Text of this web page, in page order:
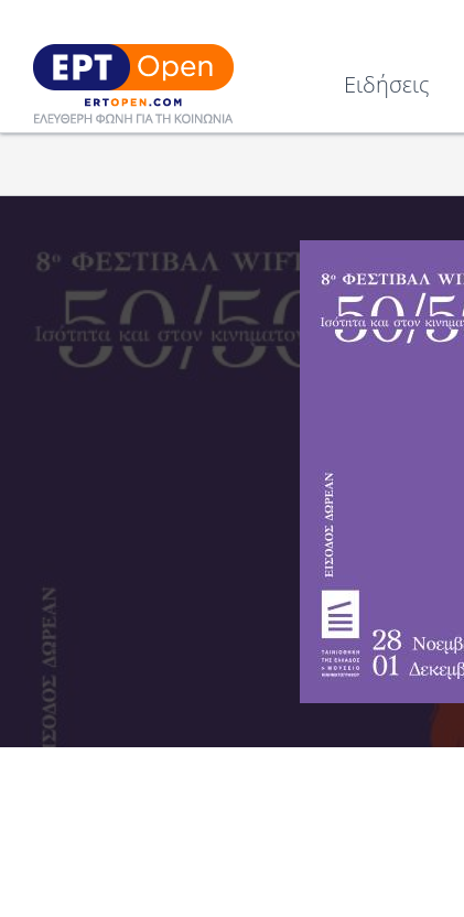
Ειδήσεις